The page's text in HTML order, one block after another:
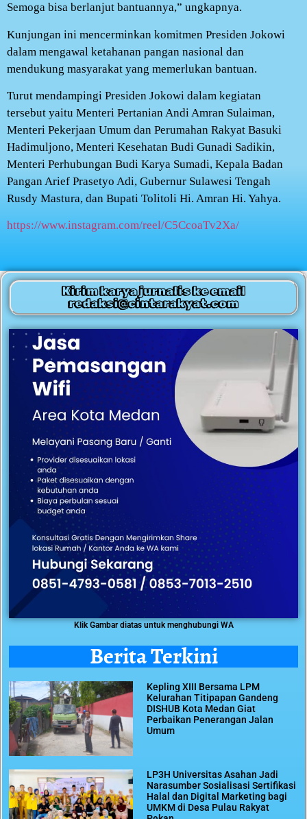
Semoga bisa berlanjut bantuannya,” ungkapnya.
Kunjungan ini mencerminkan komitmen Presiden Jokowi
dalam mengawal ketahanan pangan nasional dan
mendukung masyarakat yang memerlukan bantuan.
Turut mendampingi Presiden Jokowi dalam kegiatan
tersebut yaitu Menteri Pertanian Andi Amran Sulaiman,
Menteri Pekerjaan Umum dan Perumahan Rakyat Basuki
Hadimuljono, Menteri Kesehatan Budi Gunadi Sadikin,
Menteri Perhubungan Budi Karya Sumadi, Kepala Badan
Pangan Arief Prasetyo Adi, Gubernur Sulawesi Tengah
Rusdy Mastura, dan Bupati Tolitoli Hi. Amran Hi. Yahya.
https://www.instagram.com/reel/C5CcoaTv2Xa/
Kirim karya jurnalis ke email
redaksi@cintarakyat.com
Klik Gambar diatas untuk menghubungi WA
Berita Terkini
Kepling XIII Bersama LPM
Kelurahan Titipapan Gandeng
DISHUB Kota Medan Giat
Perbaikan Penerangan Jalan
Umum
LP3H Universitas Asahan Jadi
Narasumber Sosialisasi Sertifikasi
Halal dan Digital Marketing bagi
UMKM di Desa Pulau Rakyat